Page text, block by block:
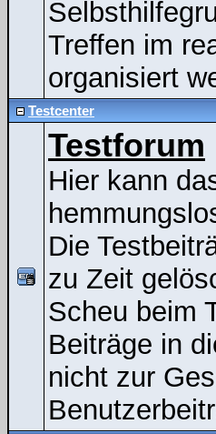
Treffen im
organisiert
Testcenter
Testforum
Hier kann
Die
zu Zeit
Scheu beim
Beiträge in
nicht zur